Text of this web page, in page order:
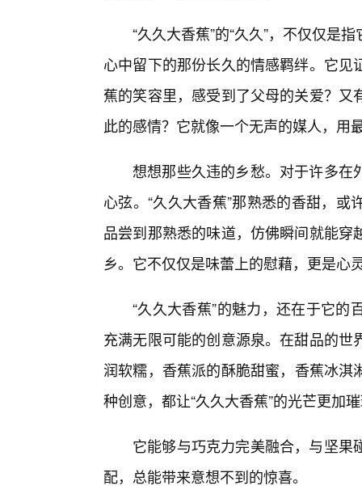
“久久大香蕉”的“久久”，不仅仅是
心中留下的那份长久的情感羁绊。它
蕉的笑容里，感受到了父母的关爱？
此的感情？它就像一个无声的媒人，用
想想那些久违的乡愁。对于许多在
心弦。“久久大香蕉”那熟悉的香甜，
品尝到那熟悉的味道，仿佛瞬间就能
乡。它不仅仅是味蕾上的慰藉，更是心
“久久大香蕉”的魅力，还在于它
充满无限可能的创意源泉。在甜品的
润软糯，香蕉派的酥脆甜蜜，香蕉冰
种创意，都让“久久大香蕉”的光芒更加
它能够与巧克力完美融合，与坚
配，总能带来意想不到的惊喜。